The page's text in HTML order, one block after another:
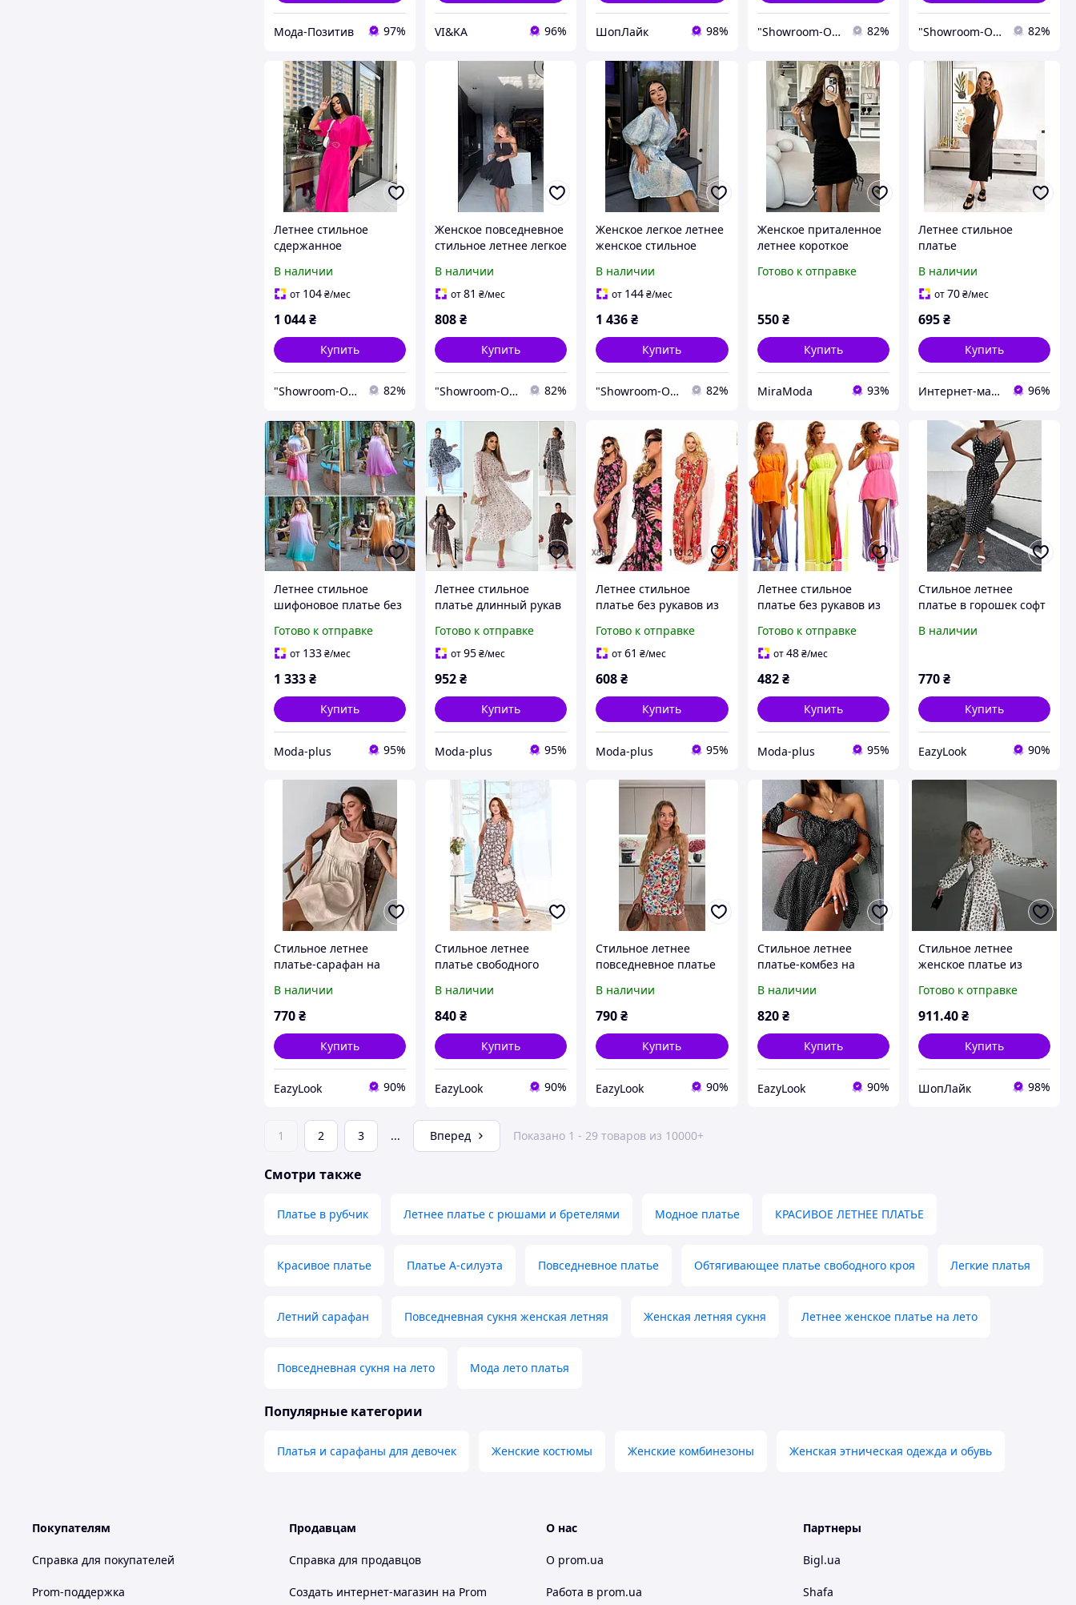
Мода-Позитив 97% VI&KA 96% ШопЛайк 98% "Showroom-Online": Тысячи образов – один клик! 82% "Showroom-Online": Тысячи образов – один клик! 82%
Летнее стильное
сдержанное
42-44 46-48
В наличии
от 104₴/мес
1 044₴
Купить
"Showroom-Online": Тысячи образов – один клик! 82%
Женское повседневное
стильное летнее легкое
42-44 44-46
В наличии
от81 ₴/мес
808₴
Купить
"Showroom-Online": Тысячи образов – один клик! 82%
Женское легкое летнее
женское стильное
В наличии
от 144₴/мес
1 436₴
Купить
"Showroom-Online": Тысячи образов – один клик! 82%
Женское приталенное
летнее короткое
бокам затяжки 42-46
Готово к отправке
550 ₴
Купить
MiraModa 93%
Летнее стильное
платье
В наличии
от70₴/мес
695₴
Купить
Интернет-магазин одежды и обуви Bebest-Style 96%
Летнее стильное
шифоновое платье без
размеры
Готово к отправке
от 133₴/мес
1 333₴
Купить
Moda-plus 95%
Летнее стильное
платье длинный рукав
норма
Готово к отправке
от95₴/мес
952₴
Купить
Moda-plus 95%
Летнее стильное
платье без рукавов из
норма
Готово к отправке
от61 ₴/мес
608₴
Купить
Moda-plus 95%
Летнее стильное
платье без рукавов из
норма
Готово к отправке
от48 ₴/мес
482 ₴
Купить
Moda-plus 95%
Стильное летнее
платье в горошек софт
В наличии
770₴
Купить
EazyLook 90%
Стильное летнее
платье-сарафан на
52
В наличии
770₴
Купить
EazyLook 90%
Стильное летнее
платье свободного
52-54, 56-58
В наличии
840₴
Купить
EazyLook 90%
Стильное летнее
повседневное платье
цветочный принт
жатый шелк 42-44, 46-
В наличии
790₴
Купить
EazyLook 90%
Стильное летнее
платье-комбез на
принт 42-44,46-48
В наличии
820 ₴
Купить
EazyLook 90%
Стильное летнее
женское платье из
принтом, цвет
лимонный, размер 46-
Готово к отправке
911.40₴
Купить
ШопЛайк 98%
1 2 3 ... Вперед Показано 1 - 29 товаров из 10000+
Смотри также
Платье в рубчик Летнее платье с рюшами и бретелями Модное платье КРАСИВОЕ ЛЕТНЕЕ ПЛАТЬЕ
Красивое платье Платье А-силуэта Повседневное платье Обтягивающее платье свободного кроя Легкие платья
Летний сарафан Повседневная сукня женская летняя Женская летняя сукня Летнее женское платье на лето
Повседневная сукня на лето Мода лето платья
Популярные категории
Платья и сарафаны для девочек Женские костюмы Женские комбинезоны Женская этническая одежда и обувь
Покупателям
Справка для покупателей
Prom-поддержка
Продавцам
Справка для продавцов
Создать интернет-магазин на Prom
О нас
О prom.ua
Работа в prom.ua
Партнеры
Bigl.ua
Shafa